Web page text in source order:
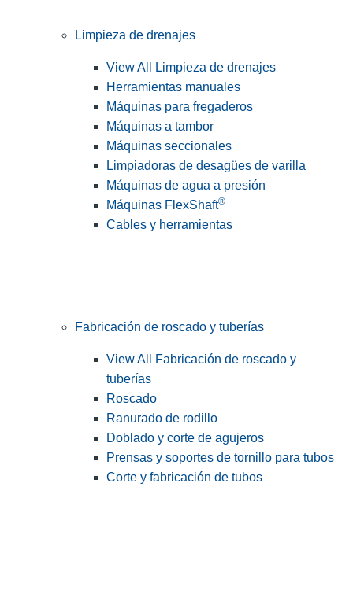
Limpieza de drenajes
View All Limpieza de drenajes
Herramientas manuales
Máquinas para fregaderos
Máquinas a tambor
Máquinas seccionales
Limpiadoras de desagües de varilla
Máquinas de agua a presión
Máquinas FlexShaft®
Cables y herramientas
Fabricación de roscado y tuberías
View All Fabricación de roscado y
tuberías
Roscado
Ranurado de rodillo
Doblado y corte de agujeros
Prensas y soportes de tornillo para tubos
Corte y fabricación de tubos